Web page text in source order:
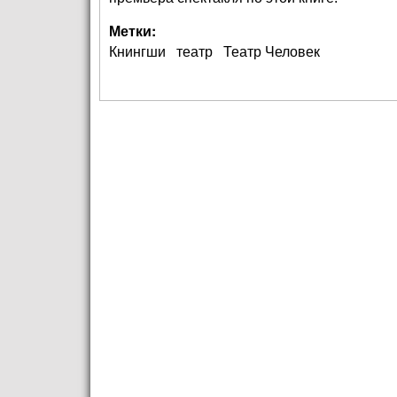
Метки:
Кнингши театр Театр Человек